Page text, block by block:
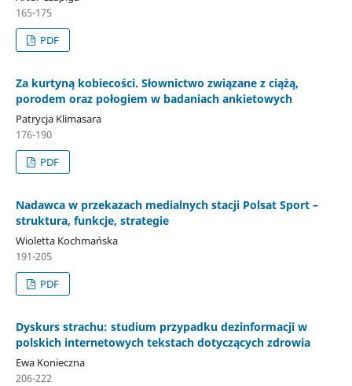
165-175
PDF
Za kurtyną kobiecości. Słownictwo związane z ciążą,
porodem oraz połogiem w badaniach ankietowych
Patrycja Klimasara
176-190
PDF
Nadawca w przekazach medialnych stacji Polsat Sport –
struktura, funkcje, strategie
Wioletta Kochmańska
191-205
PDF
Dyskurs strachu: studium przypadku dezinformacji w
polskich internetowych tekstach dotyczących zdrowia
Ewa Konieczna
206-222